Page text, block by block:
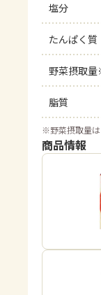
塩分
たんぱく質
野菜摂取
脂質
※野菜摂取量
商品情報